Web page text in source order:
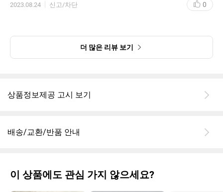
2023.08.24 신고/차단 0
더 많은 리뷰 보기
상품정보제공 고시 보기
배송/교환/반품 안내
이 상품에도 관심 가지 않으세요?